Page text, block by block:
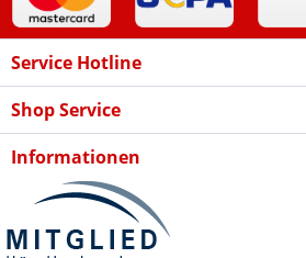
Service Hotline
Shop Service
Informationen